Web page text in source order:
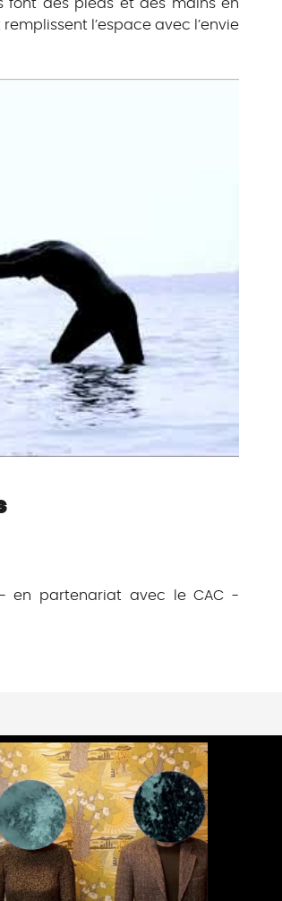
font des pieds et des mains en
l’espace avec l’envie
- en partenariat avec le CAC -